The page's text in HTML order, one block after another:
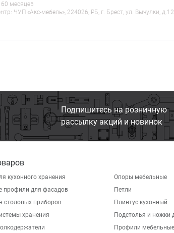
месяцев
ЧУП «Акс-мебель», 224026, РБ, г. Брест, ул. Вычулки,
Подпишитесь на розничную
рассылку акций и новинок
кухонного хранения
профили для фасадов
столовых приборов
хранения
Опоры мебельные
Петли
Плинтус кухонный
Подстолья и ножки
Профили мебельные